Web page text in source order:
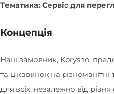
Тематика: Сервіс для
Концепція
Наш замовник, Korysno,
та цікавинок на
для всіх, незалежно від